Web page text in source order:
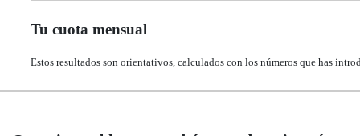
Tu cuota mensual
Estos resultados son orientativos, calculados con los números que has